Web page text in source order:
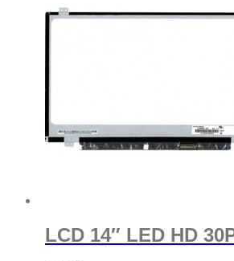
LCD 14″ LED HD